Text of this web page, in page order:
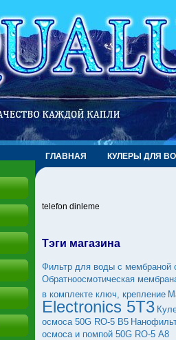
ГЛАВНАЯ КУЛЕРЫ ДЛЯ
telefon dinleme
Тэги магазина
Фильтр для воды с мембраной
Обратноосмотическая
в комплекте ключ, крепление
Electronics 5T3
осмоса 50G RO-5 B5
осмоса и помпой 50G RO-5 А8